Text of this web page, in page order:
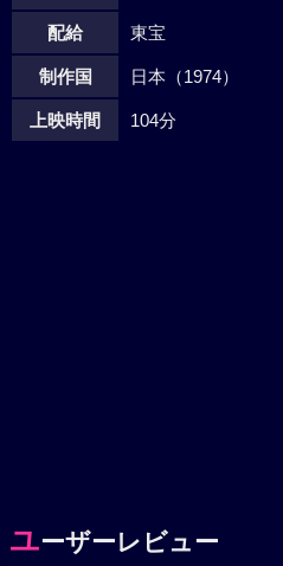
配給 東宝
制作国 日本（1974）
上映時間 104分
ユーザーレビュー